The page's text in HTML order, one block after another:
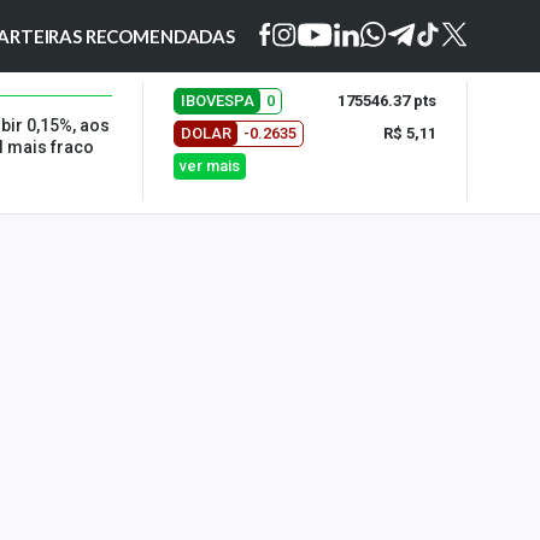
RECOMENDADAS
0,15%, aos
mais fraco
IBOVESPA 0
175546.37 pts
DOLAR
-0.2635
R$ 5,11
ver mais